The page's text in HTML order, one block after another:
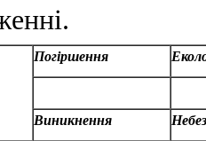
Погіршення
Виникнення